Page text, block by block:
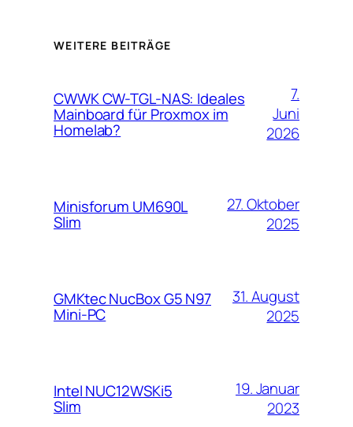
WEITERE BEITRÄGE
CWWK CW-TGL-NAS: Ideales
Mainboard für Proxmox im
Homelab?
7.
Juni
2026
Minisforum UM690L
Slim
27. Oktober
2025
GMKtec NucBox G5 N97
Mini-PC
31. August
2025
Intel NUC12WSKi5
Slim
19. Januar
2023